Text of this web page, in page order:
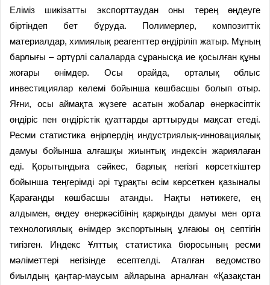
Еліміз шикізатты экспорттаудан оны терең өңдеуге
біртіндеп бет бұруда. Полимерлер, композиттік
материалдар, химиялық реагенттер өндіріліп жатыр. Мұның
барлығы – әртүрлі салаларда сұранысқа ие қосылған құны
жоғары өнімдер. Осы орайда, орталық облыс
инвестициялар көлемі бойынша көшбасшы болып отыр.
Яғни, осы аймақта жүзеге асатын жобалар өнеркәсіптік
өндіріс пен өндірістік қуаттарды арттыруды мақсат етеді.
Ресми статистика өңірлердің индустриялық-инновациялық
дамуы бойынша алғашқы жиынтық индексін жариялаған
еді. Қорытындыға сәйкес, барлық негізгі көрсеткіштер
бойынша теңгерімді әрі тұрақты өсім көрсеткен қазыналы
Қарағанды көшбасшы атанды. Нақты нәтижеге, ең
алдымен, өңдеу өнеркәсібінің қарқынды дамуы мен орта
технологиялық өнімдер экспортының ұлғаюы оң септігін
тигізген. Индекс Ұлттық статистика бюросының ресми
мәліметтері негізінде есептелді. Аталған ведомство
биылдың қаңтар-маусым айларына арналған «Қазақстан